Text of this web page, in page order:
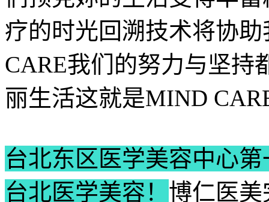
疗的时光回溯技术将协
CARE我们的努力与坚持
丽生活这就是MIND
台北东区医学美容中心
台北医学美容！ 博仁医